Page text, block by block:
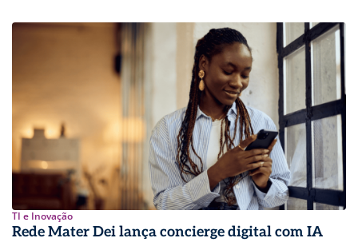
TI e Inovação
Rede Mater Dei lança concierge digital com IA